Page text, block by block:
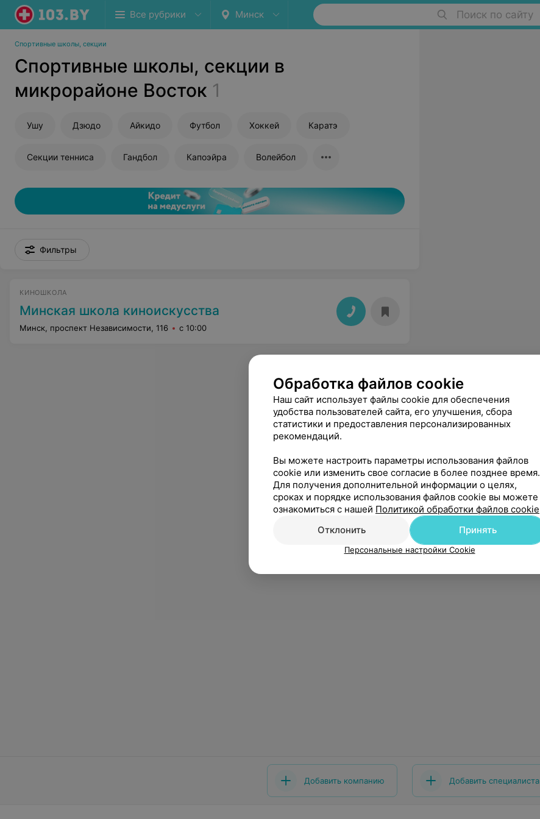
Все рубрики Минск Поиск по сайту
Спортивные школы, секции
Спортивные школы, секции в
микрорайоне Восток 1
Ушу Дзюдо Айкидо Футбол Хоккей Каратэ
Секции тенниса Гандбол Капоэйра Волейбол
Фильтры
КИНОШКОЛА
Минская школа киноискусства
Минск, проспект Независимости, 116 с 10:00
Добавить компанию Добавить специалиста
Обработка файлов cookie
Наш сайт использует файлы cookie для обеспечения
удобства пользователей сайта, его улучшения, сбора
статистики и предоставления персонализированных
рекомендаций.
Вы можете настроить параметры использования файлов
cookie или изменить свое согласие в более позднее время.
Для получения дополнительной информации о целях,
сроках и порядке использования файлов cookie вы можете
ознакомиться с нашей Политикой обработки файлов cookie
Отклонить
Принять
Персональные настройки Cookie